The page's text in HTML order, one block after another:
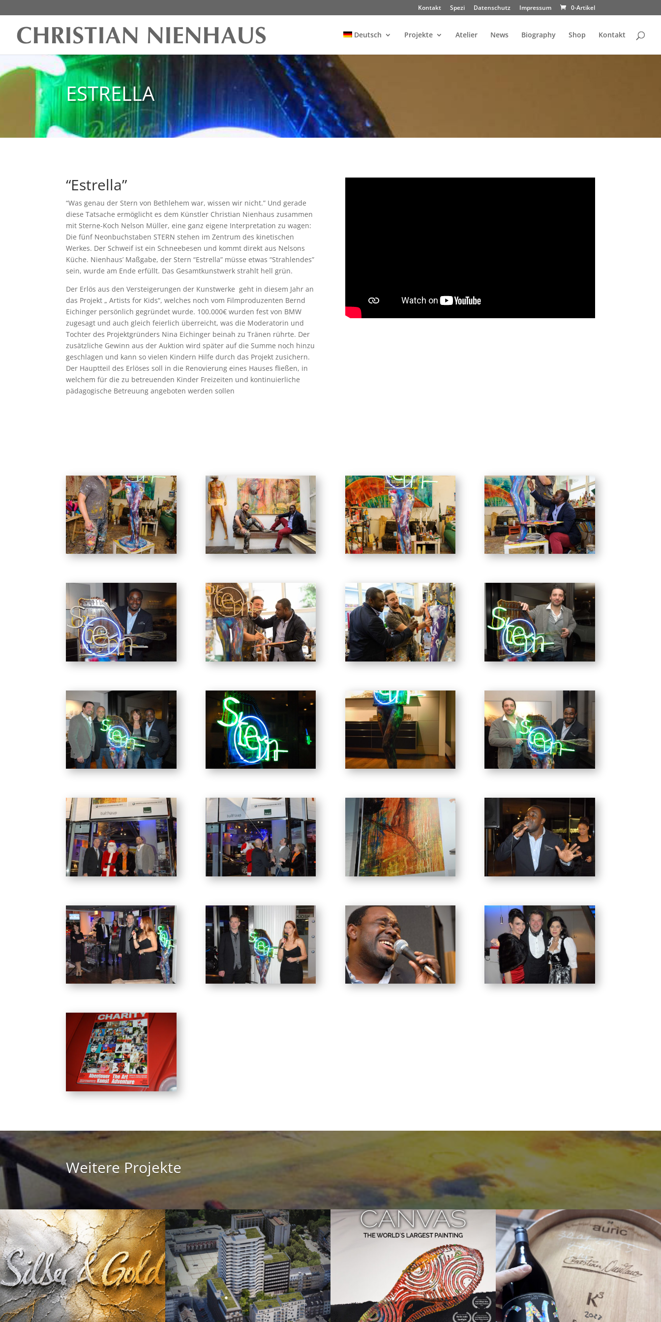
Kontakt Spezi Datenschutz Impressum 0-Artikel
Deutsch Projekte Atelier News Biography Shop Kontakt
ESTRELLA
“Estrella”
“Was genau der Stern von Bethlehem war, wissen wir nicht.” Und gerade
diese Tatsache ermöglicht es dem Künstler Christian Nienhaus zusammen
mit Sterne-Koch Nelson Müller, eine ganz eigene Interpretation zu wagen:
Die fünf Neonbuchstaben STERN stehen im Zentrum des kinetischen
Werkes. Der Schweif ist ein Schneebesen und kommt direkt aus Nelsons
Küche. Nienhaus’ Maßgabe, der Stern “Estrella” müsse etwas “Strahlendes”
sein, wurde am Ende erfüllt. Das Gesamtkunstwerk strahlt hell grün.
Der Erlös aus den Versteigerungen der Kunstwerke geht in diesem Jahr an
das Projekt „ Artists for Kids“, welches noch vom Filmproduzenten Bernd
Eichinger persönlich gegründet wurde. 100.000€ wurden fest von BMW
zugesagt und auch gleich feierlich überreicht, was die Moderatorin und
Tochter des Projektgründers Nina Eichinger beinah zu Tränen rührte. Der
zusätzliche Gewinn aus der Auktion wird später auf die Summe noch hinzu
geschlagen und kann so vielen Kindern Hilfe durch das Projekt zusichern.
Der Hauptteil des Erlöses soll in die Renovierung eines Hauses fließen, in
welchem für die zu betreuenden Kinder Freizeiten und kontinuierliche
pädagogische Betreuung angeboten werden sollen
Weitere Projekte